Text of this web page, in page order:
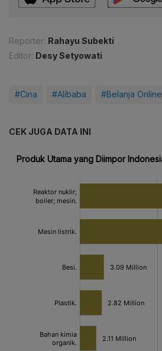
Reporter: Rahayu Subekti
Editor: Desy Setyowati
#Cina #Alibaba #Belanja Online
CEK JUGA DATA INI